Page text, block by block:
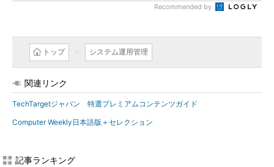
Recommended by
トップ システム運用管理
関連リンク
TechTargetジャパン 特選プレミアムコンテンツガイド
Computer Weekly日本語版＋セレクション
記事ランキング